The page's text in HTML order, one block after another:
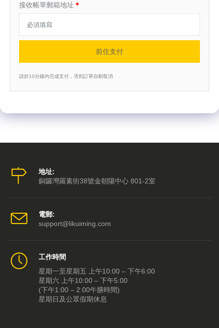
接收帳單郵箱地址 ＊
前住支付
請於10分鐘內完成支付，否則訂單自動取消
地址:
銅鑼灣羅素街38號金朝陽中心 801-2室
電郵:
support@likuiming.com
工作時間
星期一至星期五 上午10:00 – 下午6:00
星期六 上午10:00 – 下午5:00
(下午1:00 – 2:00午膳時間)
星期日及公眾假期休息